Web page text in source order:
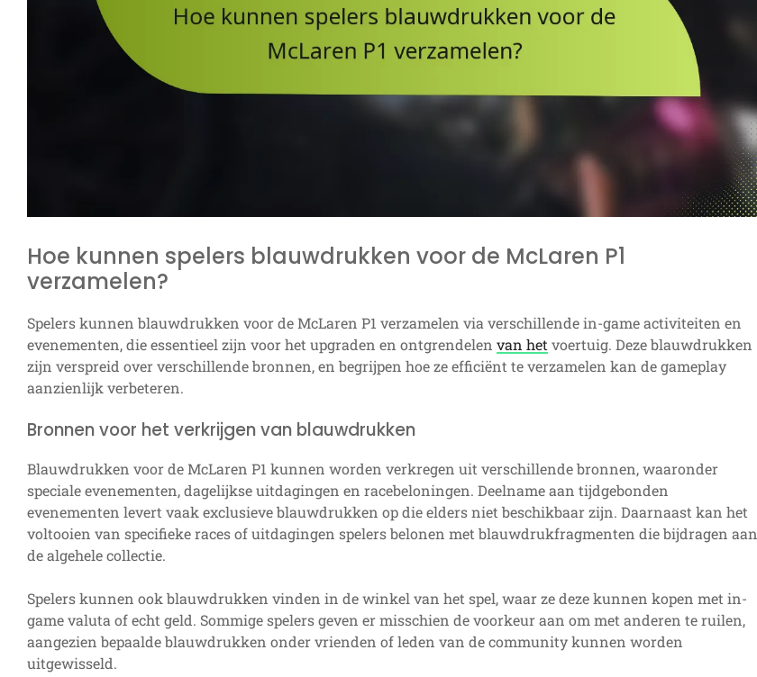
Hoe kunnen spelers blauwdrukken voor de McLaren P1
verzamelen?
Spelers kunnen blauwdrukken voor de McLaren P1 verzamelen via verschillende in-game activiteiten en
evenementen, die essentieel zijn voor het upgraden en ontgrendelen van het voertuig. Deze blauwdrukken
zijn verspreid over verschillende bronnen, en begrijpen hoe ze efficiënt te verzamelen kan de gameplay
aanzienlijk verbeteren.
Bronnen voor het verkrijgen van blauwdrukken
Blauwdrukken voor de McLaren P1 kunnen worden verkregen uit verschillende bronnen, waaronder
speciale evenementen, dagelijkse uitdagingen en racebeloningen. Deelname aan tijdgebonden
evenementen levert vaak exclusieve blauwdrukken op die elders niet beschikbaar zijn. Daarnaast kan het
voltooien van specifieke races of uitdagingen spelers belonen met blauwdrukfragmenten die bijdragen aan
de algehele collectie.
Spelers kunnen ook blauwdrukken vinden in de winkel van het spel, waar ze deze kunnen kopen met in-
game valuta of echt geld. Sommige spelers geven er misschien de voorkeur aan om met anderen te ruilen,
aangezien bepaalde blauwdrukken onder vrienden of leden van de community kunnen worden
uitgewisseld.